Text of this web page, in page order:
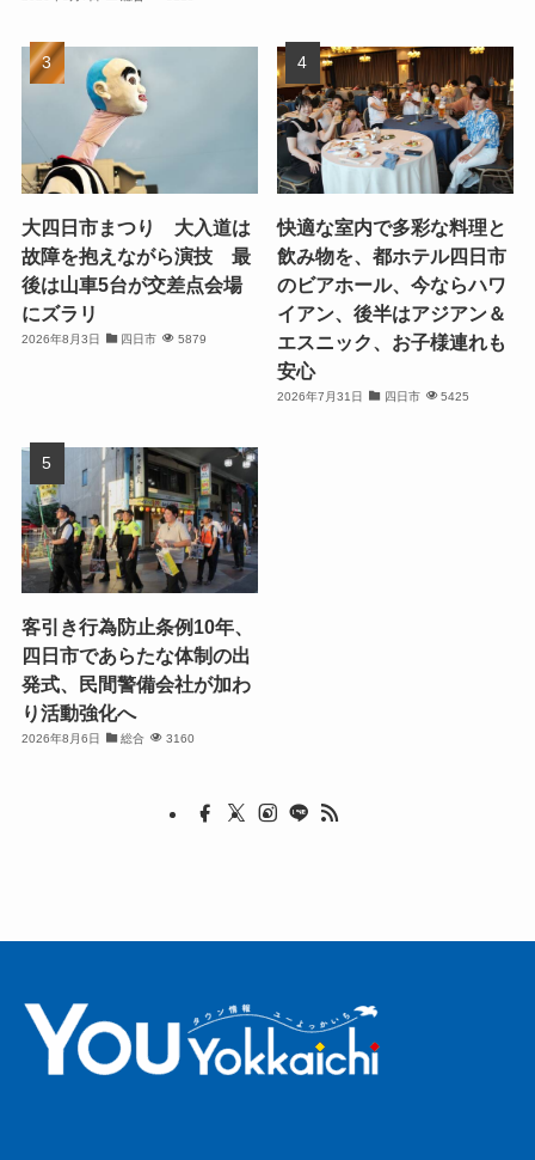
大四日市まつり 大入道は
故障を抱えながら演技 最
後は山車5台が交差点会場
にズラリ
2026年8月3日 四日市 5879
快適な室内で多彩な料理と
飲み物を、都ホテル四日市
のビアホール、今ならハワ
イアン、後半はアジアン＆
エスニック、お子様連れも
安心
2026年7月31日 四日市 5425
客引き行為防止条例10年、
四日市であらたな体制の出
発式、民間警備会社が加わ
り活動強化へ
2026年8月6日 総合 3160